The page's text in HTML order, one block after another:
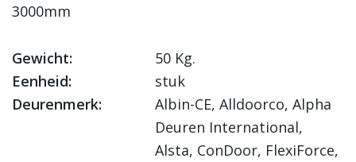
3000mm
Gewicht:
50 Kg.
Eenheid:
stuk
Deurenmerk:
Albin-CE, Alldoorco, Alpha
Deuren International,
Alsta, ConDoor, FlexiForce,